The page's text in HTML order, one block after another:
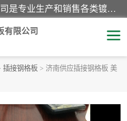
无锡昌鸿钢格板有限公司是专业生产和销售各类镀锌钢格板、镀锌钢格栅、不锈钢钢格及其相关产品的现代化企业。公司产品广泛运用于石油、化工、港口、电力、运输、造纸、医药、钢铁、食品、市政、房地产、制造业等各个领域。
有限公司
插接钢格板 > 济南供应插接钢格板 美
水沟盖板